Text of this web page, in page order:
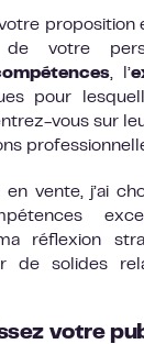
proposition
de votre
, l’
pour
vous sur
vente, j’ai
réflexion
de solides
votre